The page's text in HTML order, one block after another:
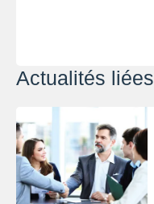
Actualités liées